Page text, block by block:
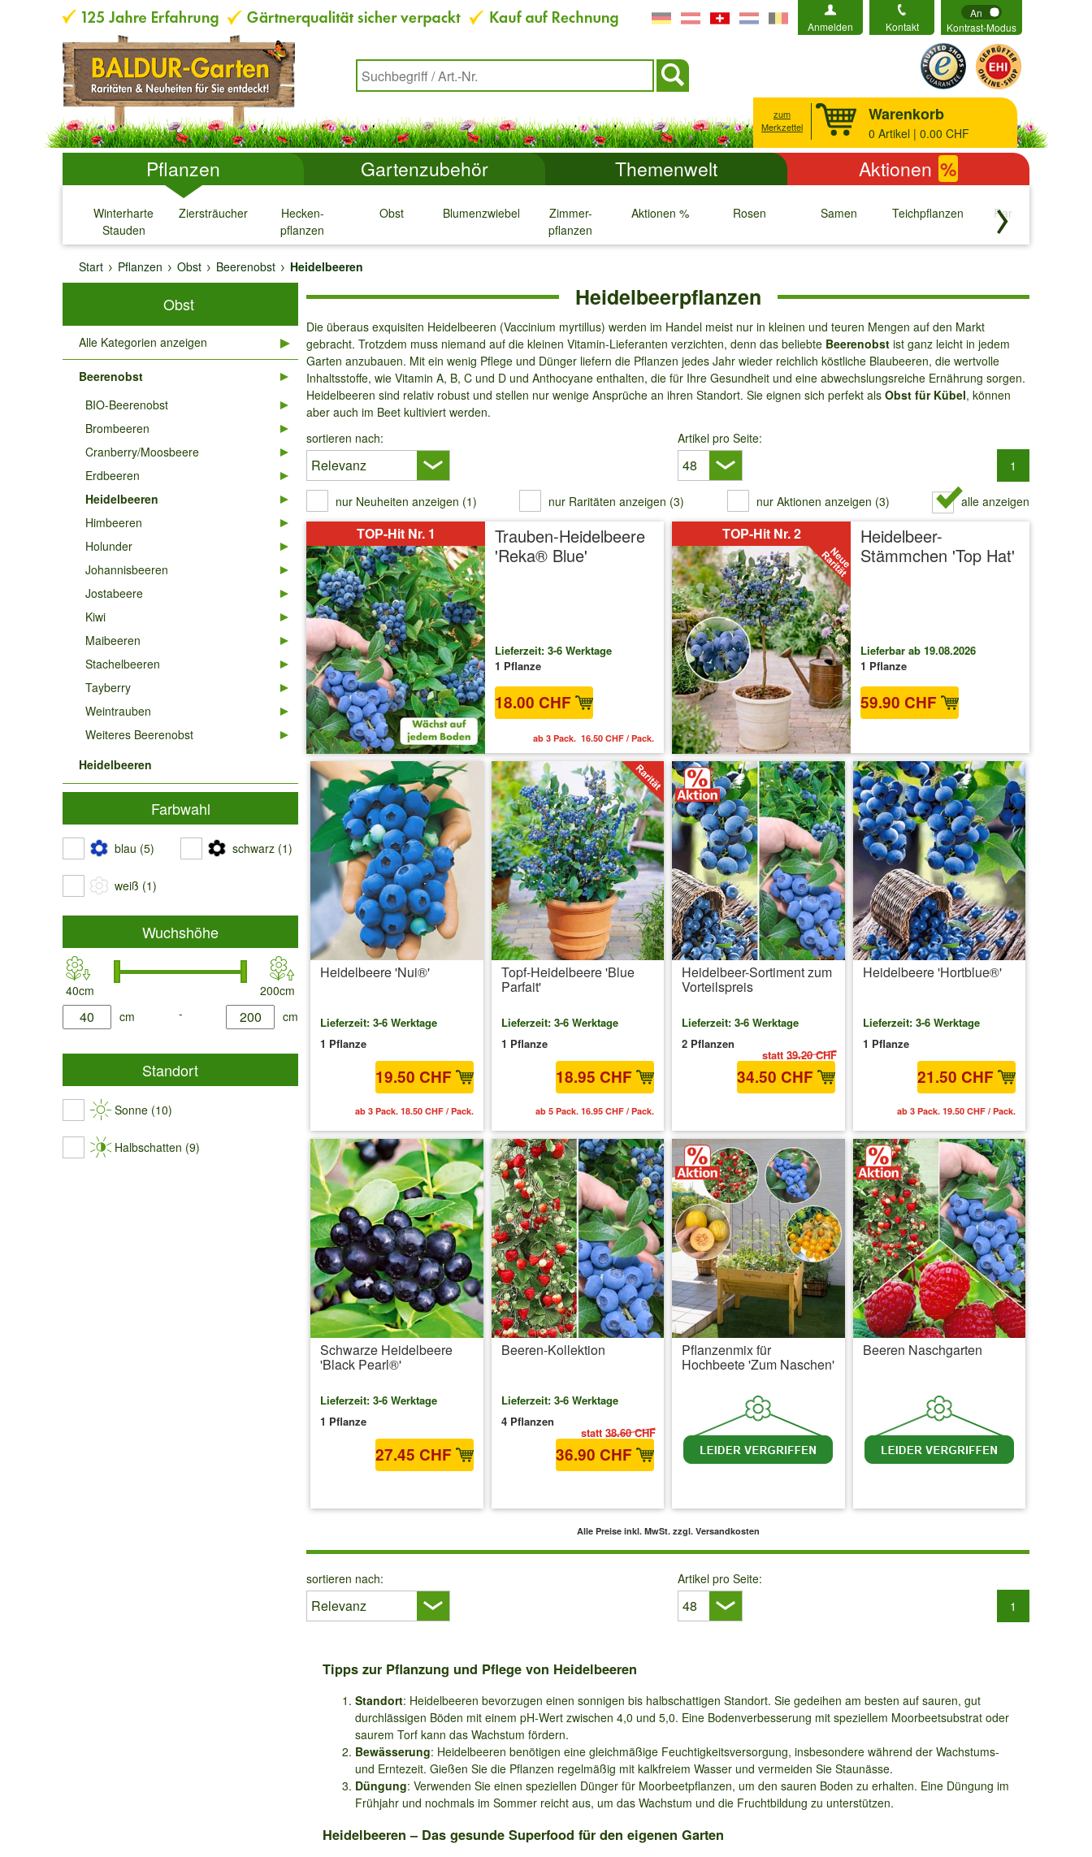
Anmelden Kontakt
An
Kontrast-Modus
zum
Merkzettel
Warenkorb
0 Artikel | 0.00 CHF
Pflanzen Gartenzubehör Themenwelt Aktionen %
Winterharte
Stauden
↓
Ziersträucher
↓
Hecken-
pflanzen
↓
Obst
↓
Blumenzwiebeln
↓
Zimmer-
pflanzen
↓
Aktionen %
↓
Rosen
↓
Samen
↓
Teichpflanzen
↓
Raritäten
↓
Start
Pflanzen Obst Beerenobst Heidelbeeren
Heidelbeerpflanzen
Die überaus exquisiten Heidelbeeren (Vaccinium myrtillus) werden im Handel meist nur in kleinen und teuren Mengen auf den Markt
gebracht. Trotzdem muss niemand auf die kleinen Vitamin-Lieferanten verzichten, denn das beliebte Beerenobst ist ganz leicht in jedem
Garten anzubauen. Mit ein wenig Pflege und Dünger liefern die Pflanzen jedes Jahr wieder reichlich köstliche Blaubeeren, die wertvolle
Inhaltsstoffe, wie Vitamin A, B, C und D und Anthocyane enthalten, die für Ihre Gesundheit und eine abwechslungsreiche Ernährung sorgen.
Heidelbeeren sind relativ robust und stellen nur wenige Ansprüche an ihren Standort. Sie eignen sich perfekt als Obst für Kübel, können
aber auch im Beet kultiviert werden.
sortieren nach:
Artikel pro Seite:
1
nur Neuheiten anzeigen (1) nur Raritäten anzeigen (3) nur Aktionen anzeigen (3) alle anzeigen
TOP-Hit Nr. 1
Trauben-Heidelbeere
'Reka® Blue'
Lieferzeit: 3-6 Werktage
1 Pflanze
18.00 CHF
ab 3 Pack. 16.50 CHF / Pack.
TOP-Hit Nr. 2
Heidelbeer-
Stämmchen 'Top Hat'
Lieferbar ab 19.08.2026
1 Pflanze
59.90 CHF
Heidelbeere 'Nui®'
Lieferzeit: 3-6 Werktage
1 Pflanze
19.50 CHF
ab 3 Pack. 18.50 CHF / Pack.
Topf-Heidelbeere 'Blue
Parfait'
Lieferzeit: 3-6 Werktage
1 Pflanze
18.95 CHF
ab 5 Pack. 16.95 CHF / Pack.
Heidelbeer-Sortiment zum
Vorteilspreis
statt 39.20 CHF
Lieferzeit: 3-6 Werktage
2 Pflanzen
34.50 CHF
Heidelbeere 'Hortblue®'
Lieferzeit: 3-6 Werktage
1 Pflanze
21.50 CHF
ab 3 Pack. 19.50 CHF / Pack.
Schwarze Heidelbeere
'Black Pearl®'
Lieferzeit: 3-6 Werktage
1 Pflanze
27.45 CHF
Beeren-Kollektion
statt 38.60 CHF
Lieferzeit: 3-6 Werktage
4 Pflanzen
36.90 CHF
Pflanzenmix für
Hochbeete 'Zum Naschen'
Beeren Naschgarten
Alle Preise inkl. MwSt. zzgl. Versandkosten
sortieren nach:
Artikel pro Seite:
1
Tipps zur Pflanzung und Pflege von Heidelbeeren
Standort: Heidelbeeren bevorzugen einen sonnigen bis halbschattigen Standort. Sie gedeihen am besten auf sauren, gut
durchlässigen Böden mit einem pH-Wert zwischen 4,0 und 5,0. Eine Bodenverbesserung mit speziellem Moorbeetsubstrat oder
saurem Torf kann das Wachstum fördern.
Bewässerung: Heidelbeeren benötigen eine gleichmäßige Feuchtigkeitsversorgung, insbesondere während der Wachstums-
und Erntezeit. Gießen Sie die Pflanzen regelmäßig mit kalkfreiem Wasser und vermeiden Sie Staunässe.
Düngung: Verwenden Sie einen speziellen Dünger für Moorbeetpflanzen, um den sauren Boden zu erhalten. Eine Düngung im
Frühjahr und nochmals im Sommer reicht aus, um das Wachstum und die Fruchtbildung zu unterstützen.
Heidelbeeren – Das gesunde Superfood für den eigenen Garten
Obst
Alle Kategorien anzeigen
Beerenobst
BIO-Beerenobst
Brombeeren
Cranberry/Moosbeere
Erdbeeren
Heidelbeeren
Himbeeren
Holunder
Johannisbeeren
Jostabeere
Kiwi
Maibeeren
Stachelbeeren
Tayberry
Weintrauben
Weiteres Beerenobst
Heidelbeeren
Farbwahl
blau (5) schwarz (1)
weiß (1)
Wuchshöhe
40cm
200cm
product.list.filter.height.min
cm - cm
product.list.filter.height.max
Standort
Sonne (10)
Halbschatten (9)